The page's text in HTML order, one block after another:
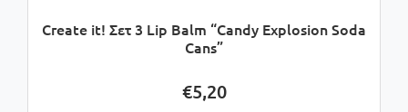
Create it! Σετ 3 Lip Balm “Candy Explosion Soda
Cans”
€5,20